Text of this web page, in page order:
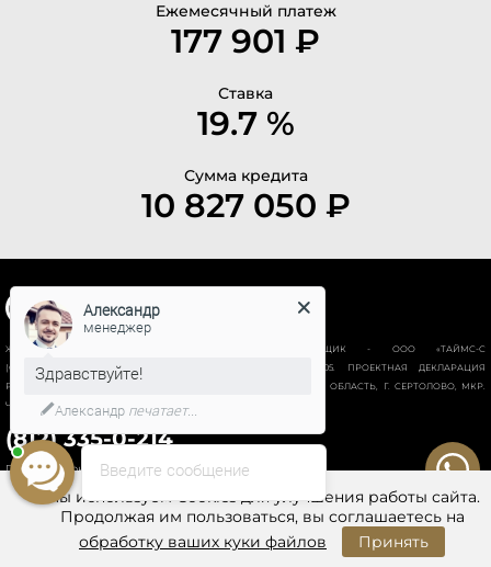
Ежемесячный платеж
177 901 ₽
Ставка
19.7 %
Сумма кредита
10 827 050 ₽
ЖИЛОЙ КОМПЛЕКС “НОВАЯ ИСТОРИЯ”. ЗАСТРОЙЩИК - ООО «ТАЙМС-С
(СПЕЦИАЛИЗИРОВАННЫЙ ЗАСТРОЙЩИК)», ИНН 78028928605. ПРОЕКТНАЯ ДЕКЛАРАЦИЯ
РАЗМЕЩЕНА НА ПОРТАЛЕ НАШ.ДОМ.РФ. АДРЕС ОБЪЕКТА: ЛЕН. ОБЛАСТЬ, Г. СЕРТОЛОВО, МКР.
ЧЕРНАЯ РЕЧКА, ВОСТОЧНО-ВЫБОРГСКОЕ ШОССЕ, УЧАСТОК № 18
(812) 335-0-214
Политика конфиденциальности
Мы используем Cookies для улучшения работы сайта.
Продолжая им пользоваться, вы соглашаетесь на
обработку ваших куки файлов
Принять
Введите сообщение
Александр
менеджер
Здравствуйте!
Александрпечатает...